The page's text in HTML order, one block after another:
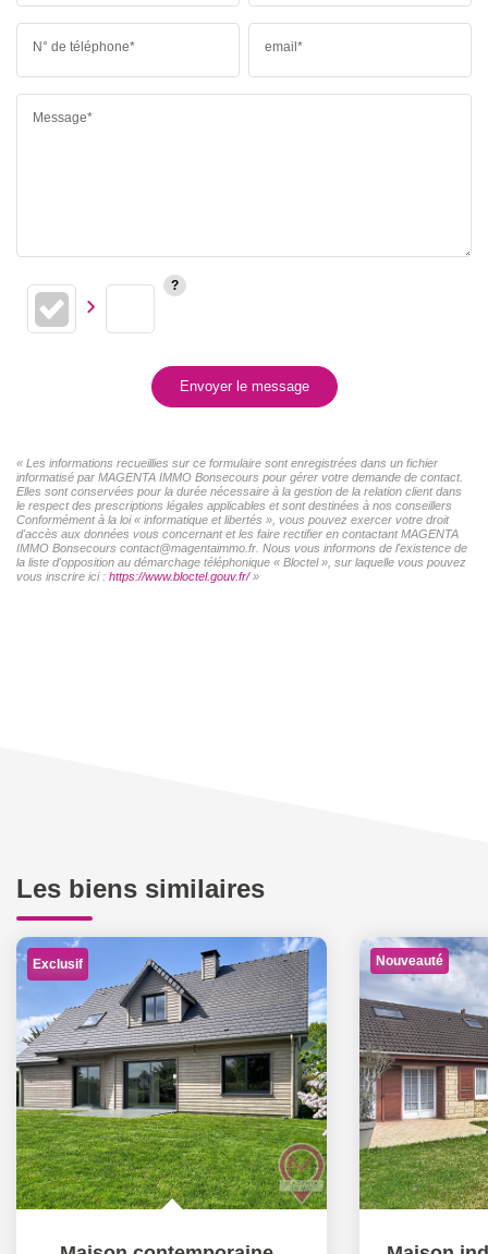
N° de téléphone* email*
Message*
Envoyer le message
« Les informations recueillies sur ce formulaire sont enregistrées dans un fichier
informatisé par MAGENTA IMMO Bonsecours pour gérer votre demande de contact.
Elles sont conservées pour la durée nécessaire à la gestion de la relation client dans
le respect des prescriptions légales applicables et sont destinées à nos conseillers
Conformément à la loi « informatique et libertés », vous pouvez exercer votre droit
d'accès aux données vous concernant et les faire rectifier en contactant MAGENTA
IMMO Bonsecours contact@magentaimmo.fr. Nous vous informons de l'existence de
la liste d'opposition au démarchage téléphonique « Bloctel », sur laquelle vous pouvez
vous inscrire ici : https://www.bloctel.gouv.fr/»
Les biens similaires
Exclusif Nouveauté